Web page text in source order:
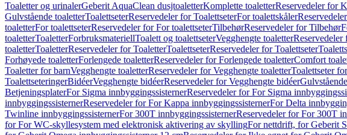
Toaletter og urinalerGeberit AquaClean dusjtoaletterKomplette toaletterReservedeler for
Gulvstående toaletterToalettseterReservedeler for ToalettseterFor toalettskåler
toaletterFor toalettseterReservedeler for For toalettseterTilbehørReservedeler for Tilbehør
toaletterToaletterForbruksmateriellToalett og toalettseterVegghengte toaletterReservedeler
toaletterToaletterReservedeler for ToaletterToalettseterReservedeler for Toalettseter
Forhøyede toaletterForlengede toaletterReservedeler for Forlengede toaletterComfort
Toaletter for barnVegghengte toaletterReservedeler for Vegghengte toaletterToalettseter
ToalettseteringerBidéerVegghengte bidéerReservedeler for Vegghengte bidéer
BetjeningsplaterFor Sigma innbyggingssisternerReservedeler for For Sigma
innbyggingssisternerReservedeler for For Kappa innbyggingssisternerFor Delta
Twinline innbyggingssisternerFor 300T innbyggingssisternerReservedeler for For 300T
for For WC-skyllesystem med elektronisk aktivering av skyllingFor nettdrift, for Geberit